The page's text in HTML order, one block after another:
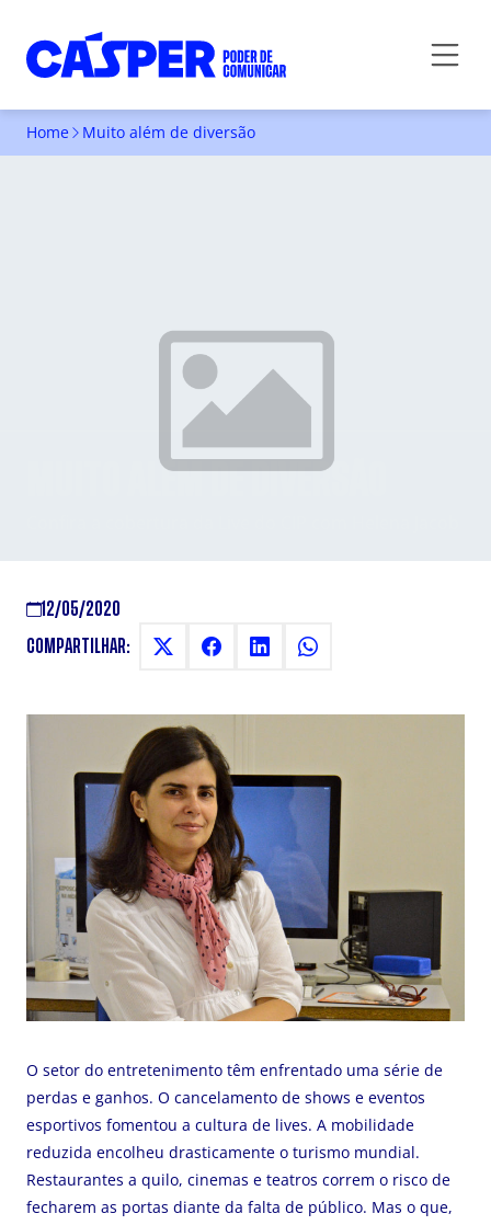
Home Muito além de diversão
MUITO ALÉM DE DIVERSÃO
12/05/2020
COMPARTILHAR:
O setor do entretenimento têm enfrentado uma série de
perdas e ganhos. O cancelamento de shows e eventos
esportivos fomentou a cultura de lives. A mobilidade
reduzida encolheu drasticamente o turismo mundial.
Restaurantes a quilo, cinemas e teatros correm o risco de
fecharem as portas diante da falta de público. Mas o que,